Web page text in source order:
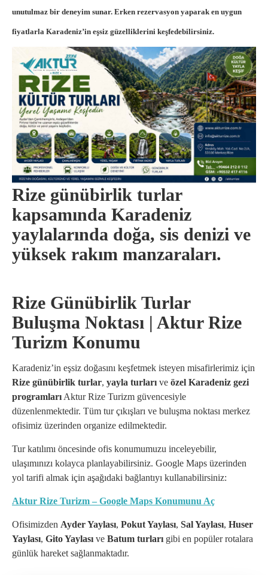
unutulmaz bir deneyim sunar. Erken rezervasyon yaparak en uygun
fiyatlarla Karadeniz’in eşsiz güzelliklerini keşfedebilirsiniz.
Rize günübirlik turlar
kapsamında Karadeniz
yaylalarında doğa, sis denizi ve
yüksek rakım manzaraları.
Rize Günübirlik Turlar
Buluşma Noktası | Aktur Rize
Turizm Konumu
Karadeniz’in eşsiz doğasını keşfetmek isteyen misafirlerimiz için
Rize günübirlik turlar, yayla turları ve özel Karadeniz gezi
programları Aktur Rize Turizm güvencesiyle
düzenlenmektedir. Tüm tur çıkışları ve buluşma noktası merkez
ofisimiz üzerinden organize edilmektedir.
Tur katılımı öncesinde ofis konumumuzu inceleyebilir,
ulaşımınızı kolayca planlayabilirsiniz. Google Maps üzerinden
yol tarifi almak için aşağıdaki bağlantıyı kullanabilirsiniz:
Aktur Rize Turizm – Google Maps Konumunu Aç
Ofisimizden Ayder Yaylası, Pokut Yaylası, Sal Yaylası, Huser
Yaylası, Gito Yaylası ve Batum turları gibi en popüler rotalara
günlük hareket sağlanmaktadır.